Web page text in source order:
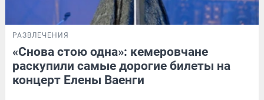
РАЗВЛЕЧЕНИЯ
«Снова стою одна»: кемеровчане
раскупили самые дорогие билеты на
концерт Елены Ваенги